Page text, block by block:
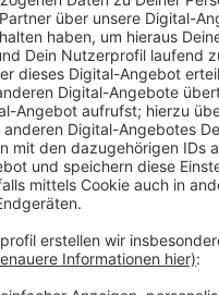
die Feuerwehr musste
Deshalb war die Straße
gesperrt.
Montag, 18.09.2023 14:27